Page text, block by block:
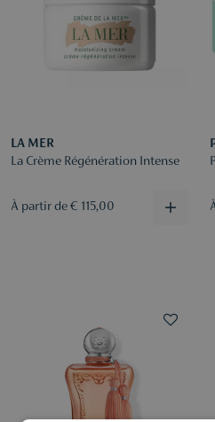
LA MER
La Crème Régénération Intense
À partir de € 115,00